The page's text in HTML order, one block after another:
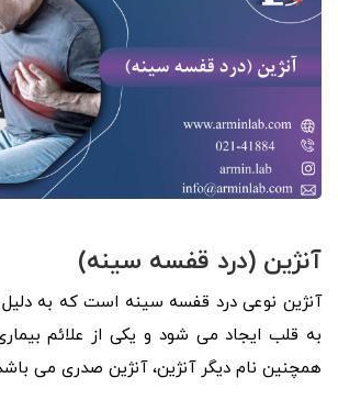
آنژین (درد قفسه سینه)
آنژین نوعی درد قفسه سینه است که به
به قلب ایجاد می شود و یکی از علائم
همچنین نام دیگر آنژین، آنژین صدری می